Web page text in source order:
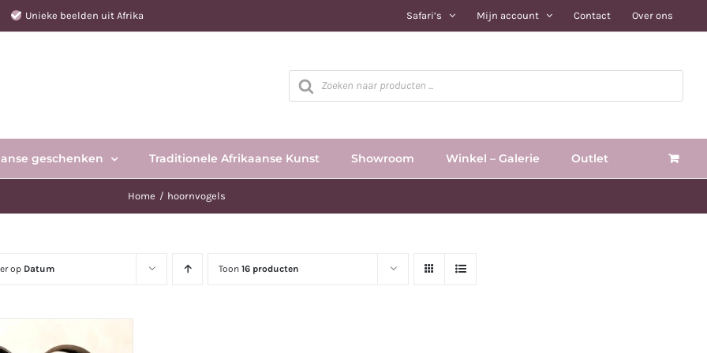
Unieke beelden uit Afrika Safari’s Mijn account Contact Over ons
Producten
zoeken
geschenken Traditionele Afrikaanse Kunst Showroom Winkel – Galerie Outlet
Home hoornvogels
op Datum Toon16 producten